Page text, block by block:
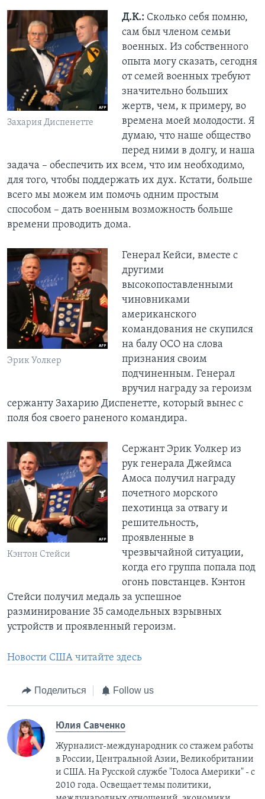
Захария Диспенетте
Д.К.: Сколько себя помню,
сам был членом семьи
военных. Из собственного
опыта могу сказать, сегодня
от семей военных требуют
значительно больших
жертв, чем, к примеру, во
времена моей молодости. Я
думаю, что наше общество
перед ними в долгу, и наша
задача – обеспечить их всем, что им необходимо,
для того, чтобы поддержать их дух. Кстати, больше
всего мы можем им помочь одним простым
способом – дать военным возможность больше
времени проводить дома.
Эрик Уолкер
Генерал Кейси, вместе с
другими
высокопоставленными
чиновниками
американского
командования не скупился
на балу ОСО на слова
признания своим
подчиненным. Генерал
вручил награду за героизм
сержанту Захарию Диспенетте, который вынес с
поля боя своего раненого командира.
Кэнтон Стейси
Сержант Эрик Уолкер из
рук генерала Джеймса
Амоса получил награду
почетного морского
пехотинца за отвагу и
решительность,
проявленные в
чрезвычайной ситуации,
когда его группа попала под
огонь повcтанцев. Кэнтон
Стейси получил медаль за успешное
разминирование 35 самодельных взрывных
устройств и проявленный героизм.
Новости США читайте здесь
Поделиться Follow us
Юлия Савченко
Журналист-международник cо стажем работы
в России, Центральной Азии, Великобритании
и США. На Русской службе "Голоса Америки" - с
2010 года. Освещает темы политики,